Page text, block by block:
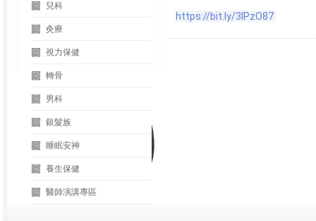
兒科
灸療
視力保健
轉骨
男科
銀髮族
睡眠安神
養生保健
醫師演講專區
https://bit.ly/3IPzO87